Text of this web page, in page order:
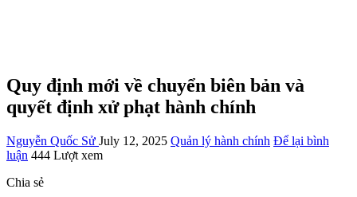
Quy định mới về chuyển biên bản và
quyết định xử phạt hành chính
Nguyễn Quốc Sử July 12, 2025 Quản lý hành chính Để lại bình
luận 444 Lượt xem
Chia sẻ